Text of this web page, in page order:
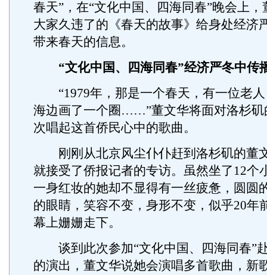
春天”，在“文化中国、四海同春”晚会上
大家久违了的《春天的故事》给身处经济
带来春天的信息。
“文化中国、四海同春”经济严冬中传
“1979年，那是一个春天，有一位老人
海边画了一个圈……”董文华将面对洛杉矶
次唱起这首侨民心中的歌曲。
刚刚从北京风尘仆仆赶到洛杉矶的董
就接受了侨报记者的专访。虽然坐了12个
一身红妆的她却不显得有一丝疲惫，圆圆
的眼睛，笑容不变，身形不变，似乎20年
幕上姗姗走下。
谈到此次参加“文化中国、四海同春”
的演出，董文华说她会演唱多首歌曲，新